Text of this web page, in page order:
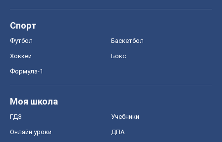
Спорт
Футбол Баскетбол
Хоккей Бокс
Формула-1
Моя школа
ГДЗ Учебники
Онлайн уроки ДПА